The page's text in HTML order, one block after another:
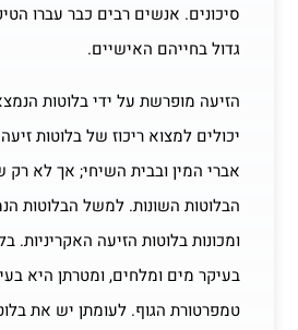
סיכונים. אנשים רבים כבר עברו
גדול בחייהם האישיים.
הזיעה מופרשת על ידי בלוטות
יכולים למצוא ריכוז של בלוטות
אברי המין ובבית השיחי; אך לא רק
הבלוטות השונות. למשל הבלוטות
ומכונות בלוטות הזיעה האקריניות.
בעיקר מים ומלחים, ומטרתן היא
טמפרטורת הגוף. לעומתן יש את